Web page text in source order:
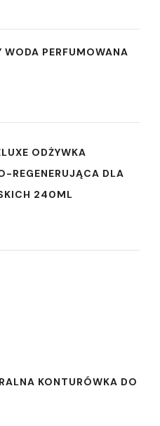
WODA PERFUMOWANA
ODŻYWKA
REGENERUJĄCA DLA
240ML
KONTURÓWKA DO